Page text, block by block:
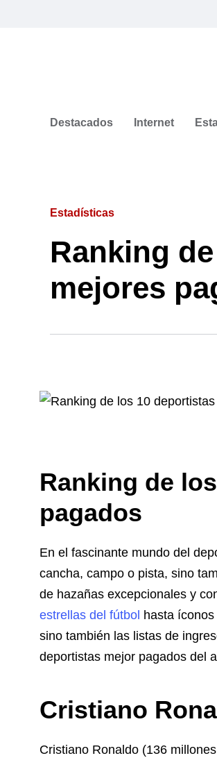
Destacados Internet
Estadísticas
Ranking
mejores
Ranking de
pagados
En el fascinante mundo del
cancha, campo o pista, sino
de hazañas excepcionales y
estrellas del fútbol hasta
sino también las listas de
deportistas mejor pagados del
Cristiano
Cristiano Ronaldo (136